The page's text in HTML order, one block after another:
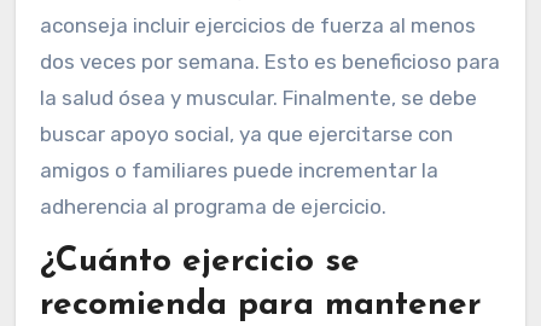
comenzar con sesiones cortas de 10 a 15
minutos y aumentar gradualmente la duración.
Es importante elegir actividades que sean
agradables, como caminar, nadar o andar en
bicicleta. La variedad en el ejercicio puede
mantener el interés y la motivación. También se
dos veces por semana. Esto es beneficioso para
la salud ósea y muscular. Finalmente, se debe